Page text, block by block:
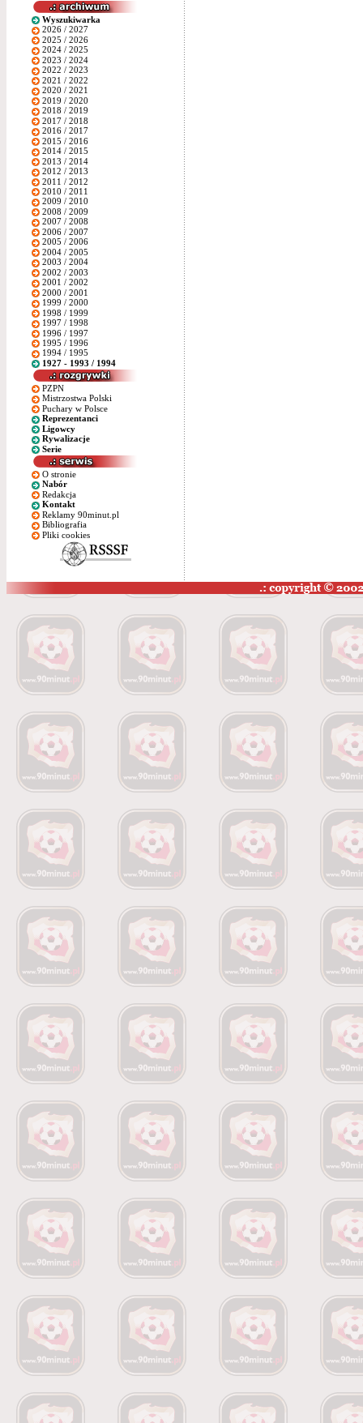
Wyszukiwarka
2026 / 2027
2025 / 2026
2024 / 2025
2023 / 2024
2022 / 2023
2021 / 2022
2020 / 2021
2019 / 2020
2018 / 2019
2017 / 2018
2016 / 2017
2015 / 2016
2014 / 2015
2013 / 2014
2012 / 2013
2011 / 2012
2010 / 2011
2009 / 2010
2008 / 2009
2007 / 2008
2006 / 2007
2005 / 2006
2004 / 2005
2003 / 2004
2002 / 2003
2001 / 2002
2000 / 2001
1999 / 2000
1998 / 1999
1997 / 1998
1996 / 1997
1995 / 1996
1994 / 1995
1927 - 1993 / 1994
PZPN
Mistrzostwa Polski
Puchary w Polsce
Reprezentanci
Ligowcy
Rywalizacje
Serie
O stronie
Nabór
Redakcja
Kontakt
Reklamy 90minut.pl
Bibliografia
Pliki cookies